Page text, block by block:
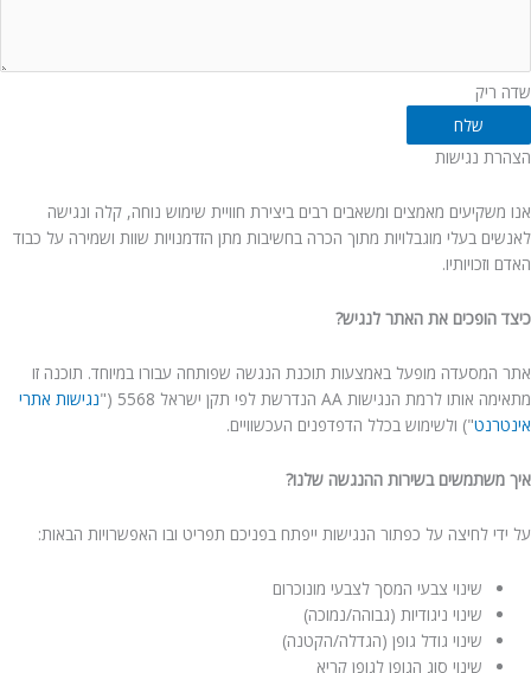
שדה ריק
שלח
הצהרת נגישות
אנו משקיעים מאמצים ומשאבים רבים ביצירת חוויית שימוש נוחה, קלה ונגישה
לאנשים בעלי מוגבלויות מתוך הכרה בחשיבות מתן הזדמנויות שוות ושמירה על כבוד
האדם וזכויותיו.
כיצד הופכים את האתר לנגיש?
אתר המסעדה מופעל באמצעות תוכנת הנגשה שפותחה עבורו במיוחד. תוכנה זו
מתאימה אותו לרמת הנגישות AA הנדרשת לפי תקן ישראל 5568 ("
נגישות אתרי
אינטרנט") ולשימוש בכלל הדפדפנים העכשוויים.
איך משתמשים בשירות ההנגשה שלנו?
על ידי לחיצה על כפתור הנגישות ייפתח בפניכם תפריט ובו האפשרויות הבאות:
שינוי צבעי המסך לצבעי מונוכרום
שינוי ניגודיות (גבוהה/נמוכה)
שינוי גודל גופן (הגדלה/הקטנה)
שינוי סוג הגופן לגופן קריא